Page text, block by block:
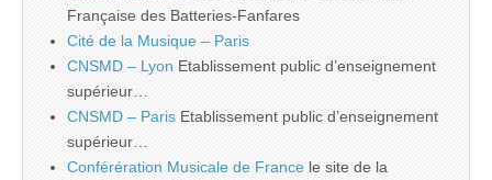
Française des Batteries-Fanfares
Cité de la Musique – Paris
CNSMD – Lyon Etablissement public d’enseignement
supérieur…
CNSMD – Paris Etablissement public d’enseignement
supérieur…
Conférération Musicale de France le site de la